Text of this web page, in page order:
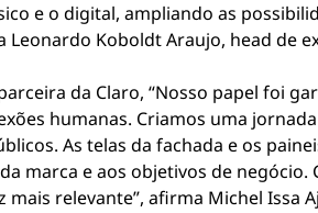
e o digital, ampliando as
Leonardo Koboldt Araujo, head de
da Claro, “Nosso papel foi
humanas. Criamos uma
As telas da fachada e os
marca e aos objetivos de
relevante”, afirma Michel Issa